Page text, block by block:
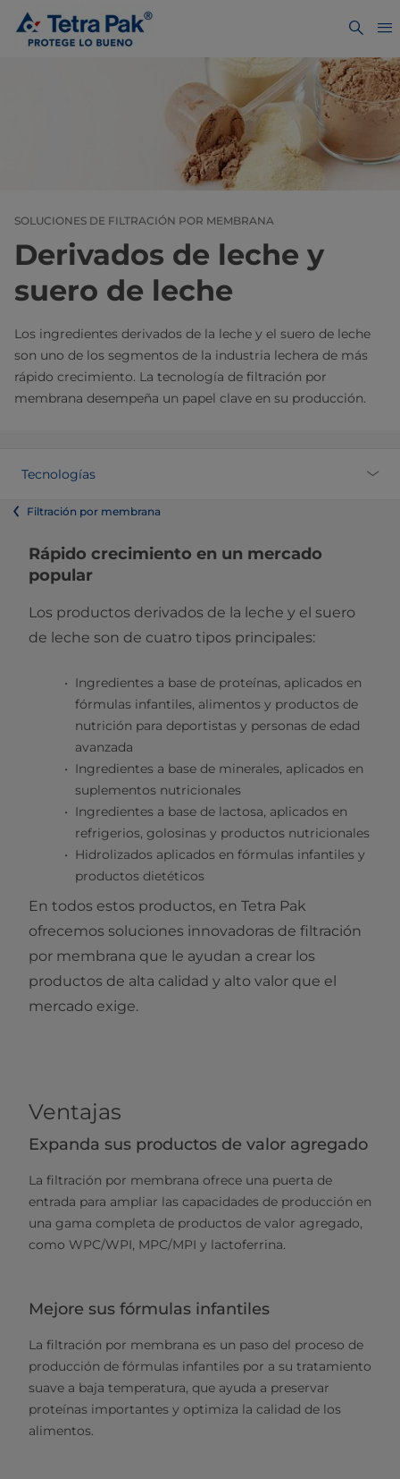
SOLUCIONES DE FILTRACIÓN POR MEMBRANA
Derivados de leche y
suero de leche
Los ingredientes derivados de la leche y el suero de leche
son uno de los segmentos de la industria lechera de más
rápido crecimiento. La tecnología de filtración por
membrana desempeña un papel clave en su producción.
Tecnologías
Filtración por membrana
Rápido crecimiento en un mercado
popular
Los productos derivados de la leche y el suero
de leche son de cuatro tipos principales:
Ingredientes a base de proteínas, aplicados en
fórmulas infantiles, alimentos y productos de
nutrición para deportistas y personas de edad
avanzada
Ingredientes a base de minerales, aplicados en
suplementos nutricionales
Ingredientes a base de lactosa, aplicados en
refrigerios, golosinas y productos nutricionales
Hidrolizados aplicados en fórmulas infantiles y
productos dietéticos
En todos estos productos, en Tetra Pak
ofrecemos soluciones innovadoras de filtración
por membrana que le ayudan a crear los
productos de alta calidad y alto valor que el
mercado exige.
Ventajas
Expanda sus productos de valor agregado
La filtración por membrana ofrece una puerta de
entrada para ampliar las capacidades de producción en
una gama completa de productos de valor agregado,
como WPC/WPI, MPC/MPI y lactoferrina.
Mejore sus fórmulas infantiles
La filtración por membrana es un paso del proceso de
producción de fórmulas infantiles por a su tratamiento
suave a baja temperatura, que ayuda a preservar
proteínas importantes y optimiza la calidad de los
alimentos.